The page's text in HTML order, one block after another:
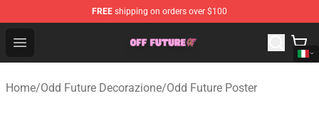
FREE shipping on orders over $100
Open menu
Odd Future Store - Official Odd Future Merchandise Shop
Home/Odd Future Decorazione/Odd Future Poster